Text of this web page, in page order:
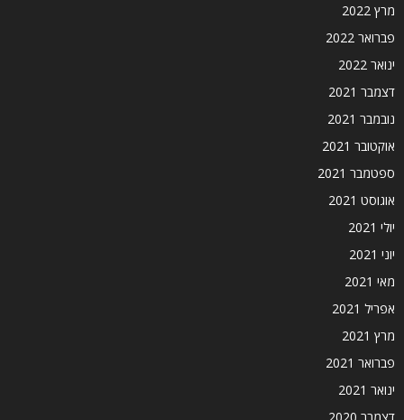
מרץ 2022
פברואר 2022
ינואר 2022
דצמבר 2021
נובמבר 2021
אוקטובר 2021
ספטמבר 2021
אוגוסט 2021
יולי 2021
יוני 2021
מאי 2021
אפריל 2021
מרץ 2021
פברואר 2021
ינואר 2021
דצמבר 2020